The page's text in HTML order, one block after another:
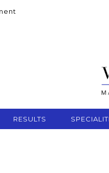
RESULTS